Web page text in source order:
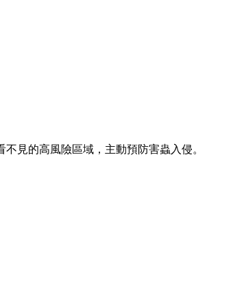
見的高風險區域，主動預防害蟲入侵。